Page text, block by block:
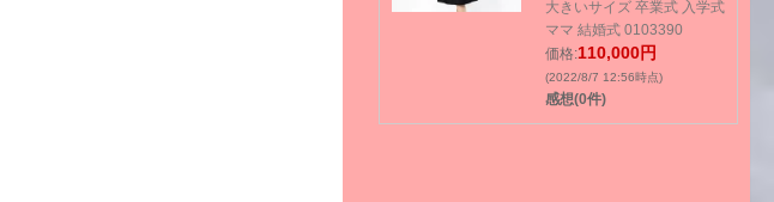
大きいサイズ 卒業式 入学式
ママ 結婚式 0103390
価格:110,000円
(2022/8/7 12:56時点)
感想(0件)